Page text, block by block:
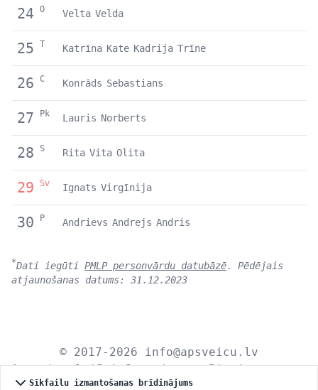
24 O Velta Velda
25 T Katrīna Kate Kadrija Trīne
26 C Konrāds Sebastians
27 Pk Lauris Norberts
28 S Rita Vita Olita
29 Sv Ignats Virgīnija
30 P Andrievs Andrejs Andris
*Dati iegūti PMLP personvārdu datubāzē. Pēdējais
atjaunošanas datums: 31.12.2023
© 2017-2026
info@apsveicu.lv
Apsveicu.lv|Privātums|
Bioritmu
Sīkfailu izmantošanas brīdinājums